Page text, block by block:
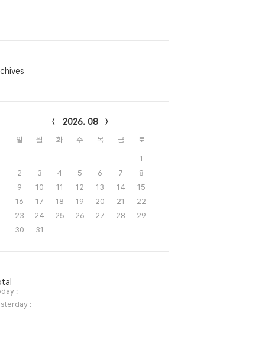
2026. 08
일 월 화 수 목 금 토
1
2
3 4 5 6 7
8
9
10 11 12 13 14
15
16
17 18 19 20 21
22
23
24 25 26 27 28
29
30
31
:
: